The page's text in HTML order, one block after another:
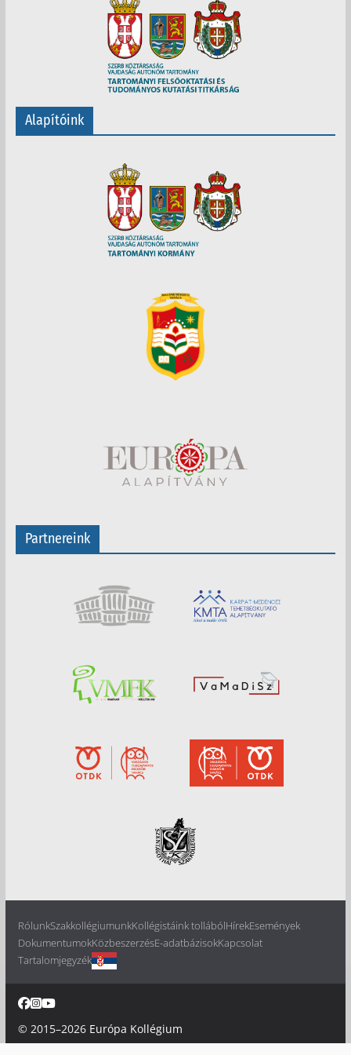
Alapítóink
Partnereink
RólunkSzakkollégiumunkKollégistáink tollábólHírekEsemények
DokumentumokKözbeszerzésE-adatbázisokKapcsolat
Tartalomjegyzék
© 2015–2026 Európa Kollégium